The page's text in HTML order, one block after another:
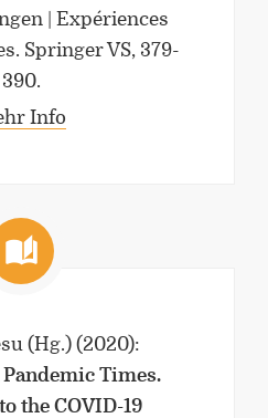
| Expériences
Springer VS, 379-
390.
Info
(Hg.) (2020):
Times.
the COVID-19